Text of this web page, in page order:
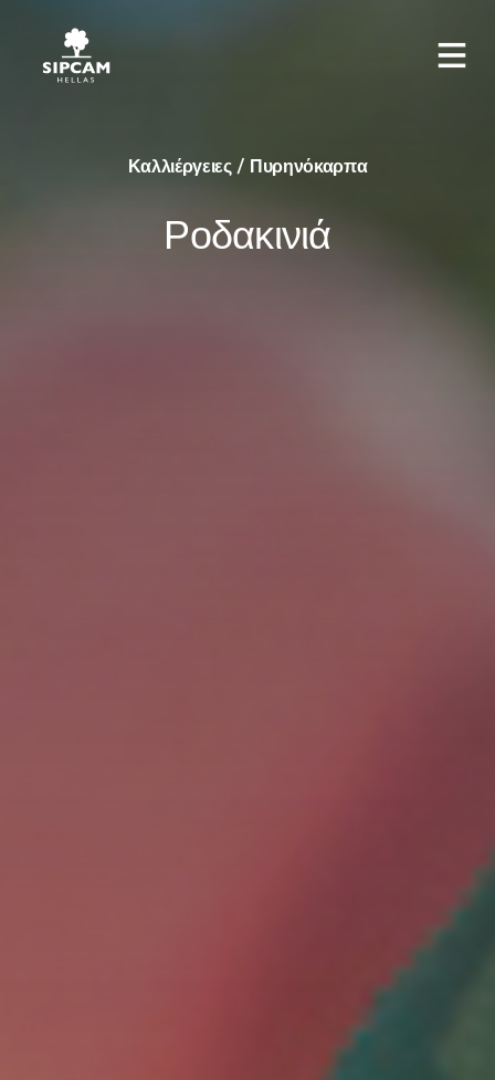
Καλλιέργειες / Πυρηνόκαρπα
Ροδακινιά